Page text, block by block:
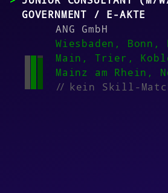
GOVERNMENT / E-AKTE
ANG GmbH
Wiesbaden, Bonn,
Main, Trier,
Mainz am Rhein,
//kein Skill-